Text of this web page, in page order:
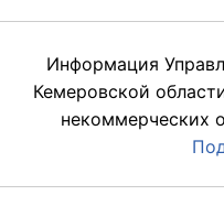
Информация
Кемеровской
некоммерческих